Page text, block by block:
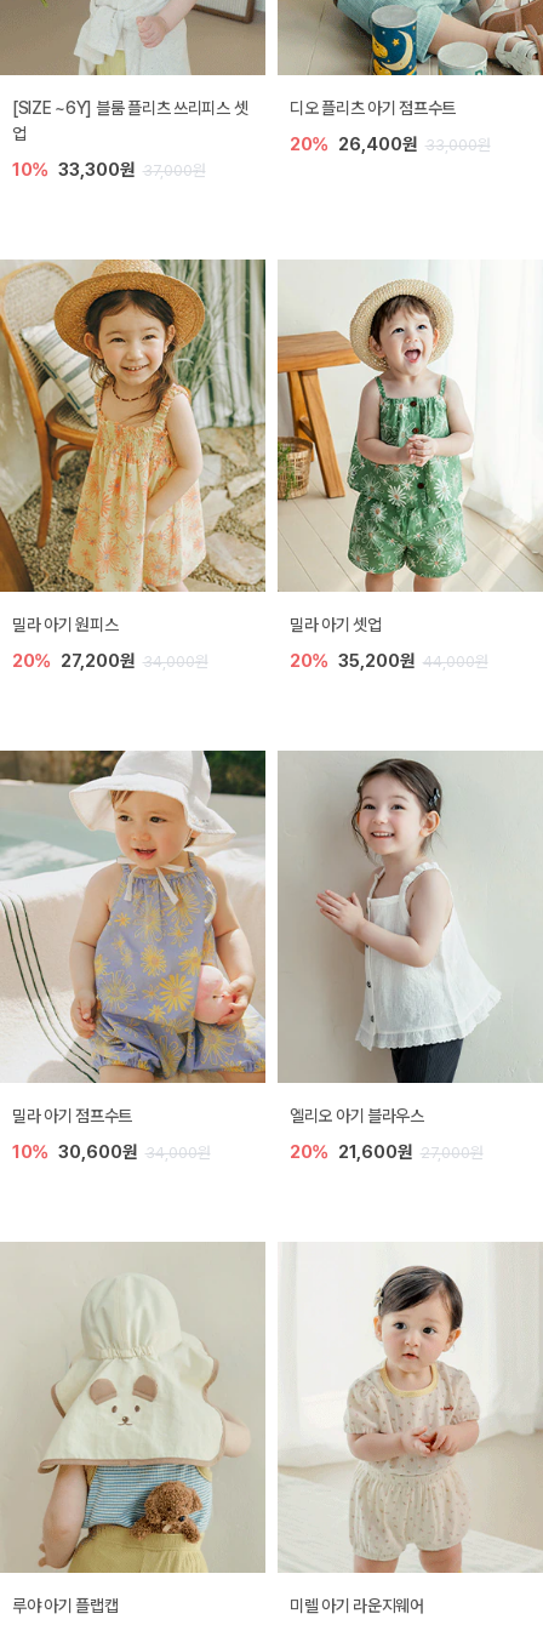
[SIZE ~6Y] 블룸 플리츠 쓰리피스 셋
업
10% 33,300원 37,000원
디오 플리츠 아기 점프수트
20% 26,400원 33,000원
밀라 아기 원피스
20% 27,200원 34,000원
밀라 아기 셋업
20% 35,200원 44,000원
밀라 아기 점프수트
10% 30,600원 34,000원
엘리오 아기 블라우스
20% 21,600원 27,000원
루야 아기 플랩캡 미렐 아기 라운지웨어